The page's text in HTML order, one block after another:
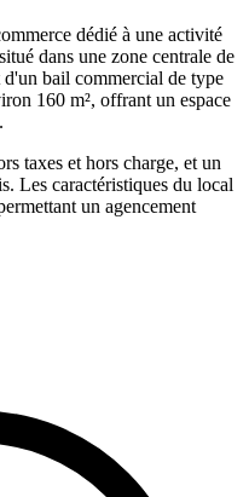
dédié à une activité
dans une zone centrale de
bail commercial de type
160 m², offrant un espace
taxes et hors charge, et un
Les caractéristiques du local
un agencement